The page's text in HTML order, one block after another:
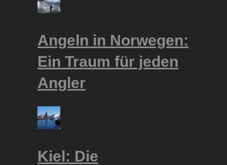
Angeln in Norwegen:
Ein Traum für jeden
Angler
Kiel: Die